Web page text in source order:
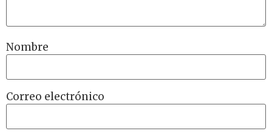
Nombre
Correo electrónico